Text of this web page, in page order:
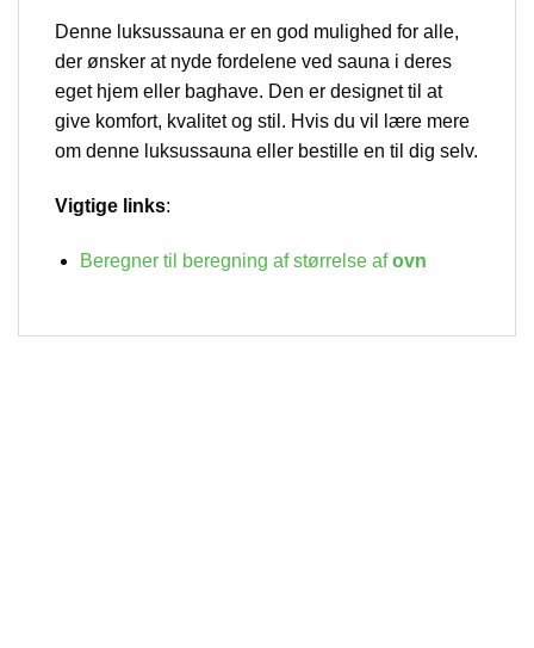
Denne luksussauna er en god mulighed for alle,
der ønsker at nyde fordelene ved sauna i deres
eget hjem eller baghave. Den er designet til at
give komfort, kvalitet og stil. Hvis du vil lære mere
om denne luksussauna eller bestille en til dig selv.
Vigtige links:
Beregner til beregning af størrelse afovn